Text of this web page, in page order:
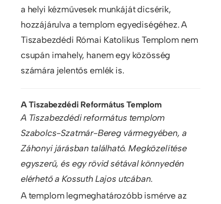
a helyi kézművesek munkáját dicsérik,
hozzájárulva a templom egyediségéhez. A
Tiszabezdédi Római Katolikus Templom nem
csupán imahely, hanem egy közösség
számára jelentős emlék is.
A Tiszabezdédi Református Templom
A Tiszabezdédi református templom
Szabolcs-Szatmár-Bereg vármegyében, a
Záhonyi járásban található. Megközelítése
egyszerű, és egy rövid sétával könnyedén
elérhető a Kossuth Lajos utcában.
A templom legmeghatározóbb ismérve az